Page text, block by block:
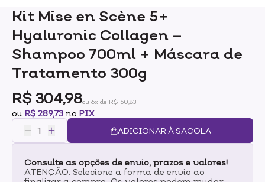
Kit Mise en Scène 5+
Hyaluronic Collagen –
Shampoo 700ml + Máscara de
Tratamento 300g
R$ 304,98ou 6x de R$ 50,83
ou R$ 289,73 no PIX
ADICIONAR À SACOLA
Consulte as opções de envio, prazos e valores!
ATENÇÃO: Selecione a forma de envio ao